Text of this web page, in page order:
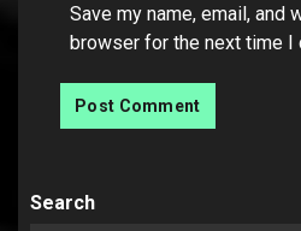
Save my name, email, and
browser for the next time I
Search